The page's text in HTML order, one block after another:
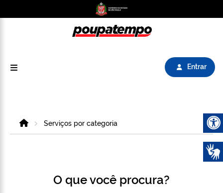
Entrar
HomeServiços por categoria
O que você procura?